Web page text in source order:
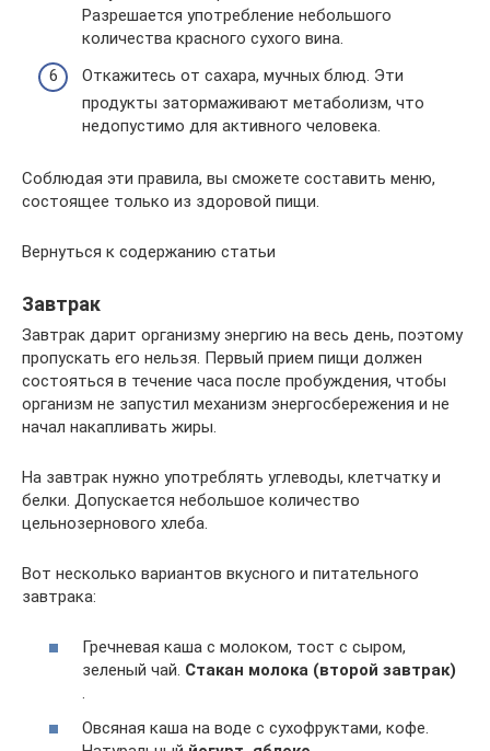
Разрешается употребление небольшого
количества красного сухого вина.
Откажитесь от сахара, мучных блюд. Эти
продукты затормаживают метаболизм, что
недопустимо для активного человека.
Соблюдая эти правила, вы сможете составить меню,
состоящее только из здоровой пищи.
Вернуться к содержанию статьи
Завтрак
Завтрак дарит организму энергию на весь день, поэтому
пропускать его нельзя. Первый прием пищи должен
состояться в течение часа после пробуждения, чтобы
организм не запустил механизм энергосбережения и не
начал накапливать жиры.
На завтрак нужно употреблять углеводы, клетчатку и
белки. Допускается небольшое количество
цельнозернового хлеба.
Вот несколько вариантов вкусного и питательного
завтрака:
Гречневая каша с молоком, тост с сыром,
зеленый чай. Стакан молока (второй завтрак)
.
Овсяная каша на воде с сухофруктами, кофе.